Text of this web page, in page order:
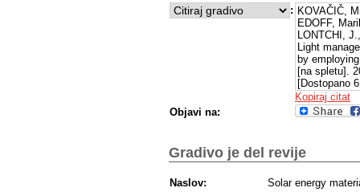
: KOVAČIČ,
EDOFF,
LONTCHI,
Light
by
[na spletu].
[Dostopano
Pridobljeno
Kopiraj citat
Objavi na:
Gradivo je del revije
Naslov:
Solar energy